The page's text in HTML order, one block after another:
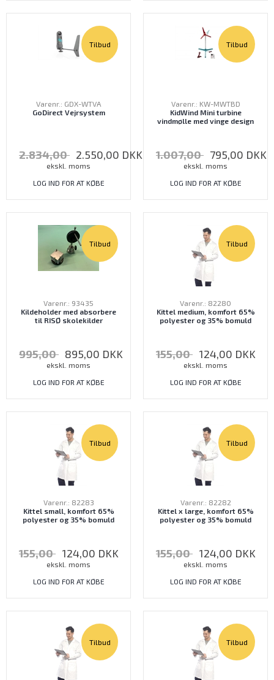
Tilbud
Varenr.: GDX-WTVA
GoDirect Vejrsystem
2.834,00 2.550,00 DKK
ekskl. moms
LOG IND FOR AT KØBE
Tilbud
Varenr.: KW-MWTBD
KidWind Mini turbine
vindmølle med vinge design
1.007,00 795,00 DKK
ekskl. moms
LOG IND FOR AT KØBE
Tilbud
Varenr.: 93435
Kildeholder med absorbere
til RISØ skolekilder
995,00 895,00 DKK
ekskl. moms
LOG IND FOR AT KØBE
Tilbud
Varenr.: 82280
Kittel medium, komfort 65%
polyester og 35% bomuld
155,00 124,00 DKK
ekskl. moms
LOG IND FOR AT KØBE
Tilbud
Varenr.: 82283
Kittel small, komfort 65%
polyester og 35% bomuld
155,00 124,00 DKK
ekskl. moms
LOG IND FOR AT KØBE
Tilbud
Varenr.: 82282
Kittel x large, komfort 65%
polyester og 35% bomuld
155,00 124,00 DKK
ekskl. moms
LOG IND FOR AT KØBE
Tilbud Tilbud